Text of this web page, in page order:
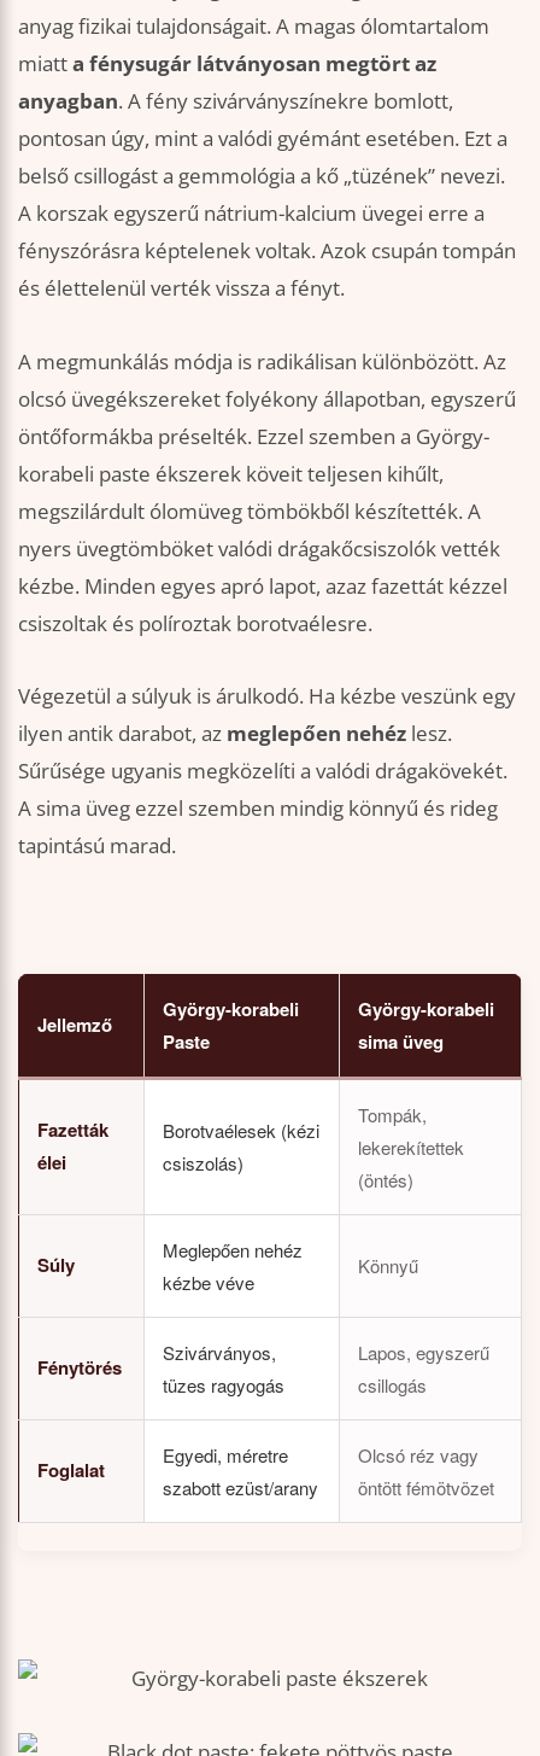
anyag fizikai tulajdonságait. A magas ólomtartalom
miatta fénysugár látványosan megtört az
anyagban. A fény szivárványszínekre bomlott,
pontosan úgy, mint a valódi gyémánt esetében. Ezt a
belső csillogást a gemmológia a kő „tüzének” nevezi.
A korszak egyszerű nátrium-kalcium üvegei erre a
fényszórásra képtelenek voltak. Azok csupán tompán
és élettelenül verték vissza a fényt.
A megmunkálás módja is radikálisan különbözött. Az
olcsó üvegékszereket folyékony állapotban, egyszerű
öntőformákba préselték. Ezzel szemben a György-
korabeli paste ékszerek köveit teljesen kihűlt,
megszilárdult ólomüveg tömbökből készítették. A
nyers üvegtömböket valódi drágakőcsiszolók vették
kézbe. Minden egyes apró lapot, azaz fazettát kézzel
csiszoltak és políroztak borotvaélesre.
Végezetül a súlyuk is árulkodó. Ha kézbe veszünk egy
ilyen antik darabot, az meglepően nehéz lesz.
Sűrűsége ugyanis megközelíti a valódi drágakövekét.
A sima üveg ezzel szemben mindig könnyű és rideg
tapintású marad.
Jellemző
György-korabeli
Paste
György-korabeli
sima üveg
Fazetták
élei
Borotvaélesek (kézi
csiszolás)
Tompák,
lekerekítettek
(öntés)
Súly
Meglepően nehéz
kézbe véve
Könnyű
Fénytörés
Szivárványos,
tüzes ragyogás
Lapos, egyszerű
csillogás
Foglalat
Egyedi, méretre
szabott ezüst/arany
Olcsó réz vagy
öntött fémötvözet